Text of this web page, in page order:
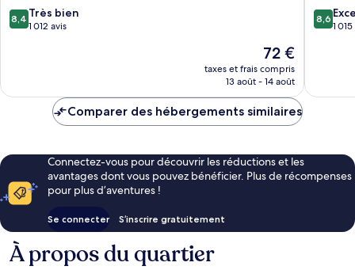
8.4
sur
8,4 Très bien
1 012 avis
Le
nouveau
prix
de
72 €
taxes et frais compris
13 août - 14 août
8.6
sur
8,6
1
Comparer des hébergements similaires
Connectez-vous pour découvrir les réductions et les
avantages dont vous pouvez bénéficier. Plus de récompenses
pour plus d’aventures !
Se connecter S’inscrire gratuitement
À propos du quartier